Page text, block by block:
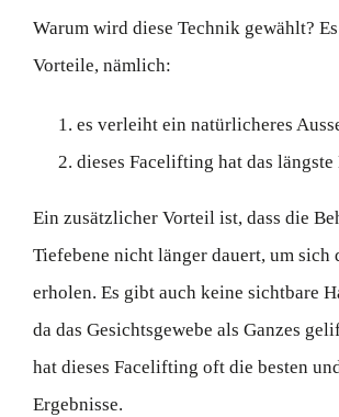
Warum wird diese Technik gewählt?
Vorteile, nämlich:
es verleiht ein natürlicheres
dieses Facelifting hat das längste
Ein zusätzlicher Vorteil ist, dass die
Tiefebene nicht länger dauert, um sich
erholen. Es gibt auch keine sichtbare
da das Gesichtsgewebe als Ganzes
hat dieses Facelifting oft die besten
Ergebnisse.